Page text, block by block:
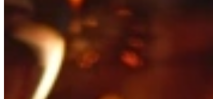
Zet een compleet zomermenu op tafel met deze 3 heerlijke
yoghurtijsjes met honing. Eet smakelijk!
Watermeloen-feta salade, zomerse
Recepten zijn voor 4 personen.